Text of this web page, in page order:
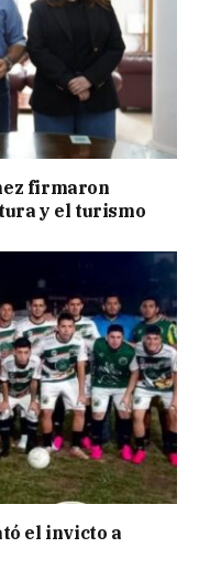
firmaron
y el turismo
el invicto a